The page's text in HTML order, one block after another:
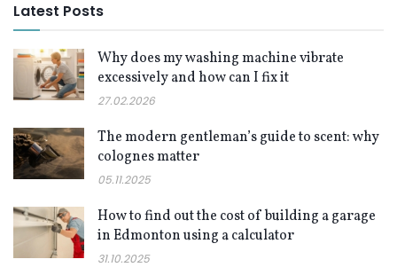
Latest Posts
Why does my washing machine vibrate
excessively and how can I fix it
27.02.2026
The modern gentleman’s guide to scent: why
colognes matter
05.11.2025
How to find out the cost of building a garage
in Edmonton using a calculator
31.10.2025